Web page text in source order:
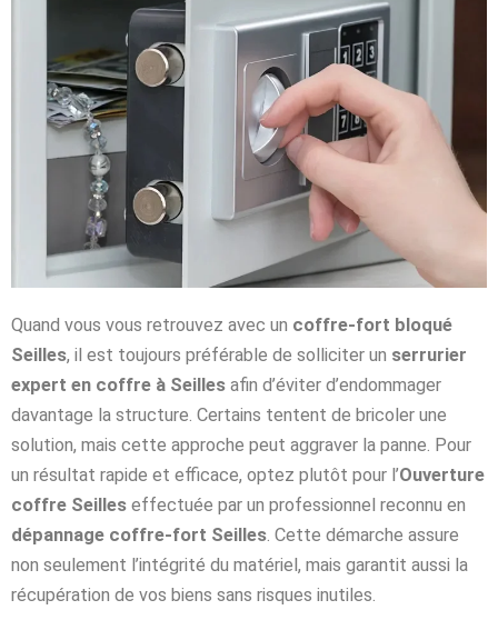
Quand vous vous retrouvez avec un coffre-fort bloqué
Seilles, il est toujours préférable de solliciter un serrurier
expert en coffre à Seilles afin d’éviter d’endommager
davantage la structure. Certains tentent de bricoler une
solution, mais cette approche peut aggraver la panne. Pour
un résultat rapide et efficace, optez plutôt pour l’Ouverture
coffre Seilles effectuée par un professionnel reconnu en
dépannage coffre-fort Seilles. Cette démarche assure
non seulement l’intégrité du matériel, mais garantit aussi la
récupération de vos biens sans risques inutiles.